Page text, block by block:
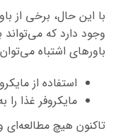
با این حال، برخی از
وجود دارد که
باورهای اشتباه
استفاده از
مایکروفر غذا را
تاکنون هیچ مطالعه‌ای